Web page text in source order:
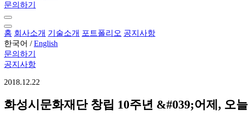
문의하기
홈 회사소개 기술소개 포트폴리오 공지사항
한국어 / English
문의하기
공지사항
2018.12.22
화성시문화재단 창립 10주년 &#039;어제, 오